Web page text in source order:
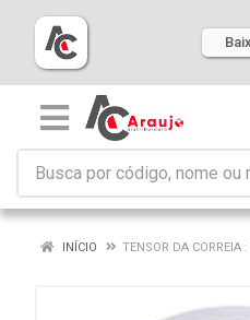
INÍCIO TENSOR DA CORREIA